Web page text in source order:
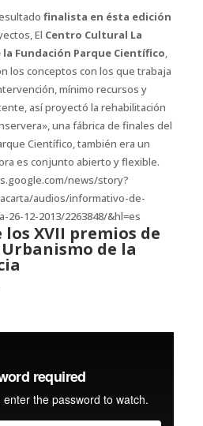
finalista en ésta edición
El Centro Cultural La
la Fundación Parque Científico,
los conceptos con los que trabaja
mínimo recursos y
así proyectó la rehabilitación
una fábrica de finales del
Científico, también era un
es conjunto abierto y flexible.
news/story?
audios/informativo-de-
12-2013/2263848/&hl=es
XVII premios de
de la